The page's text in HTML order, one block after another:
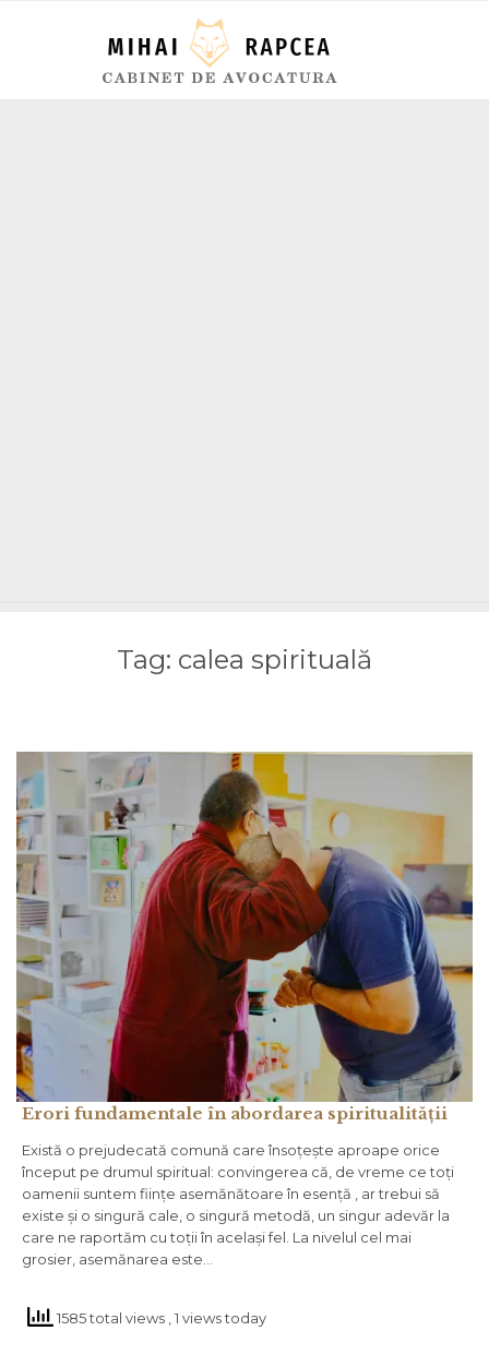
Tag: calea spirituală
Erori fundamentale în abordarea spiritualității
Există o prejudecată comună care însoțește aproape orice
început pe drumul spiritual: convingerea că, de vreme ce toți
oamenii suntem ființe asemănătoare în esență , ar trebui să
existe și o singură cale, o singură metodă, un singur adevăr la
care ne raportăm cu toții în același fel. La nivelul cel mai
grosier, asemănarea este…
1585 total views , 1 views today